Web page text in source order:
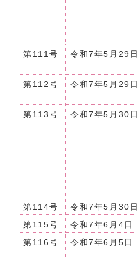
第111号
令和7年5月29日
第112号
令和7年5月29日
第113号
令和7年5月30日
第114号
令和7年5月30日
第115号
令和7年6月4日
第116号
令和7年6月5日